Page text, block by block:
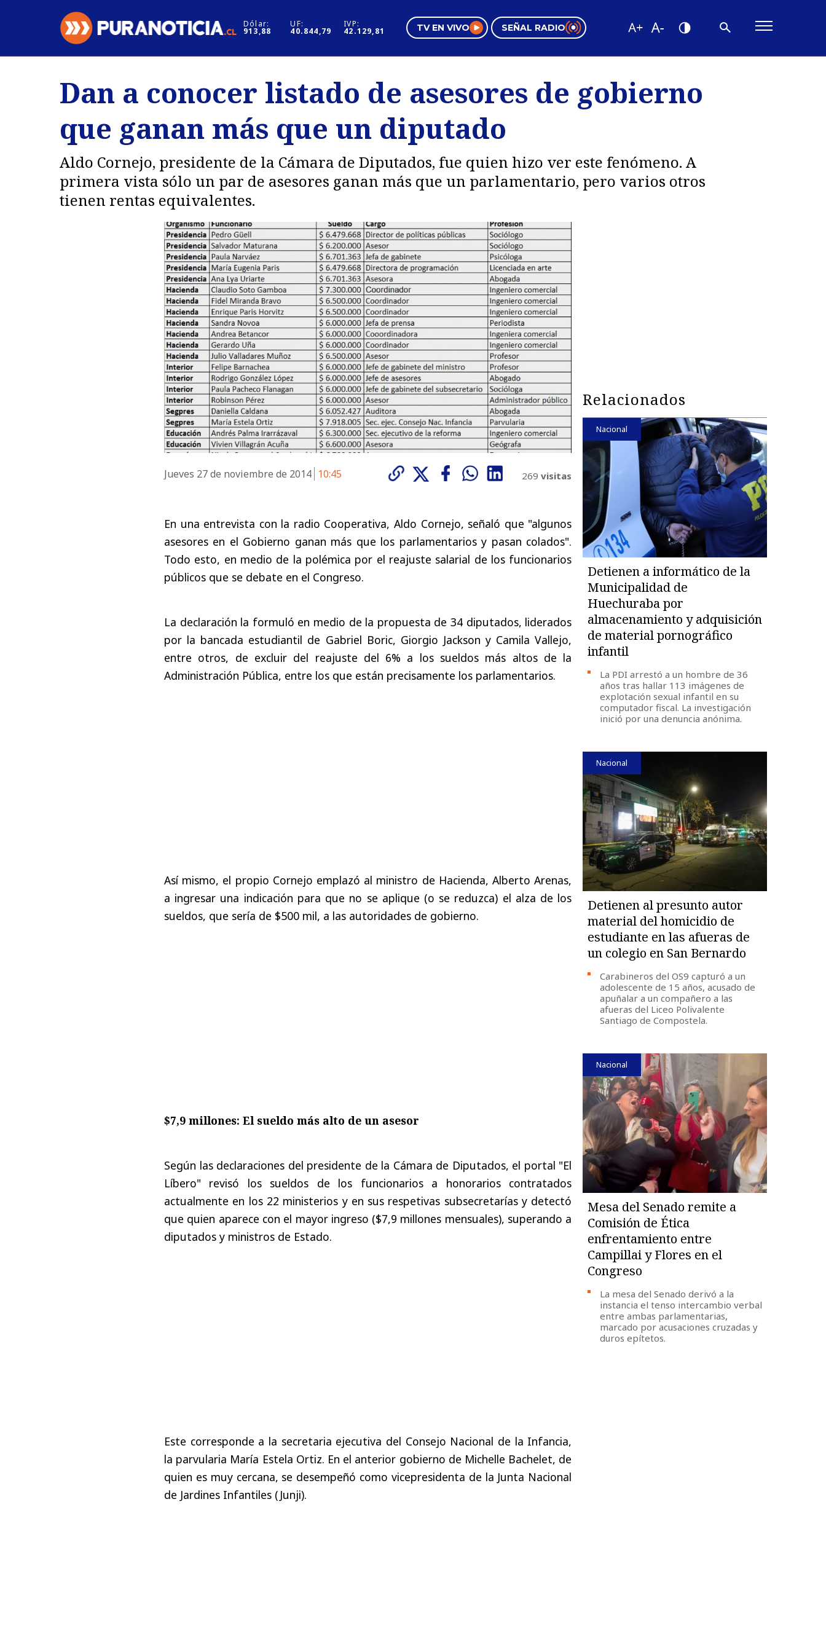
Dólar:
913,88
UF:
40.844,79
IVP:
42.129,81 TV EN VIVO SEÑAL RADIO
Regiones
Deportes
Internacional
Motores
Negocios
Pura Mujer
Tendencias
Dan a conocer listado de asesores de gobierno
que ganan más que un diputado
Aldo Cornejo, presidente de la Cámara de Diputados, fue quien hizo ver este fenómeno. A
primera vista sólo un par de asesores ganan más que un parlamentario, pero varios otros
tienen rentas equivalentes.
Jueves 27 de noviembre de 2014 10:45 269 visitas
En una entrevista con la radio Cooperativa, Aldo Cornejo, señaló que "algunos
asesores en el Gobierno ganan más que los parlamentarios y pasan colados".
Todo esto, en medio de la polémica por el reajuste salarial de los funcionarios
públicos que se debate en el Congreso.
La declaración la formuló en medio de la propuesta de 34 diputados, liderados
por la bancada estudiantil de Gabriel Boric, Giorgio Jackson y Camila Vallejo,
entre otros, de excluir del reajuste del 6% a los sueldos más altos de la
Administración Pública, entre los que están precisamente los parlamentarios.
Así mismo, el propio Cornejo emplazó al ministro de Hacienda, Alberto Arenas,
a ingresar una indicación para que no se aplique (o se reduzca) el alza de los
sueldos, que sería de $500 mil, a las autoridades de gobierno.
$7,9 millones: El sueldo más alto de un asesor
Según las declaraciones del presidente de la Cámara de Diputados, el portal "El
Líbero" revisó los sueldos de los funcionarios a honorarios contratados
actualmente en los 22 ministerios y en sus respetivas subsecretarías y detectó
que quien aparece con el mayor ingreso ($7,9 millones mensuales), superando a
diputados y ministros de Estado.
Este corresponde a la secretaria ejecutiva del Consejo Nacional de la Infancia,
la parvularia María Estela Ortiz. En el anterior gobierno de Michelle Bachelet, de
quien es muy cercana, se desempeñó como vicepresidenta de la Junta Nacional
de Jardines Infantiles (Junji).
Relacionados
Nacional
Detienen a informático de la
Municipalidad de
Huechuraba por
almacenamiento y adquisición
de material pornográfico
infantil
La PDI arrestó a un hombre de 36
años tras hallar 113 imágenes de
explotación sexual infantil en su
computador fiscal. La investigación
inició por una denuncia anónima.
Nacional
Detienen al presunto autor
material del homicidio de
estudiante en las afueras de
un colegio en San Bernardo
Carabineros del OS9 capturó a un
adolescente de 15 años, acusado de
apuñalar a un compañero a las
afueras del Liceo Polivalente
Santiago de Compostela.
Nacional
Mesa del Senado remite a
Comisión de Ética
enfrentamiento entre
Campillai y Flores en el
Congreso
La mesa del Senado derivó a la
instancia el tenso intercambio verbal
entre ambas parlamentarias,
marcado por acusaciones cruzadas y
duros epítetos.